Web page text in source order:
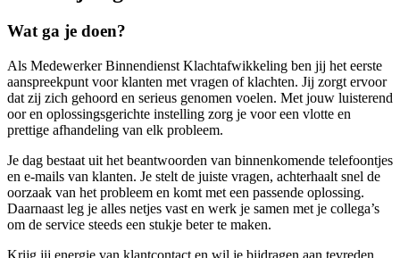
Wat ga je doen?
Als Medewerker Binnendienst Klachtafwikkeling ben jij het eerste
aanspreekpunt voor klanten met vragen of klachten. Jij zorgt ervoor
dat zij zich gehoord en serieus genomen voelen. Met jouw luisterend
oor en oplossingsgerichte instelling zorg je voor een vlotte en
prettige afhandeling van elk probleem.
Je dag bestaat uit het beantwoorden van binnenkomende telefoontjes
en e-mails van klanten. Je stelt de juiste vragen, achterhaalt snel de
oorzaak van het probleem en komt met een passende oplossing.
Daarnaast leg je alles netjes vast en werk je samen met je collega’s
om de service steeds een stukje beter te maken.
Krijg jij energie van klantcontact en wil je bijdragen aan tevreden